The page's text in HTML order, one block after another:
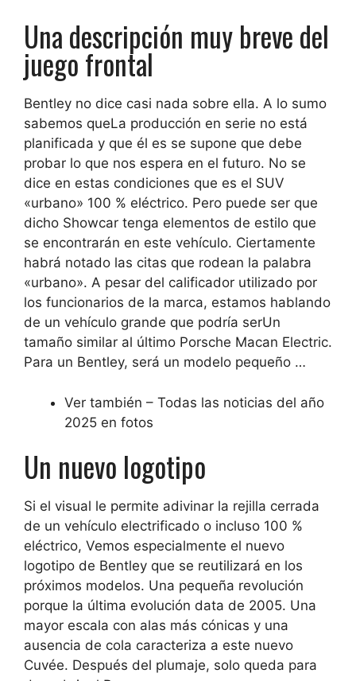
Una descripción muy breve del
juego frontal
Bentley no dice casi nada sobre ella. A lo sumo
sabemos queLa producción en serie no está
planificada y que él es se supone que debe
probar lo que nos espera en el futuro. No se
dice en estas condiciones que es el SUV
«urbano» 100 % eléctrico. Pero puede ser que
dicho Showcar tenga elementos de estilo que
se encontrarán en este vehículo. Ciertamente
habrá notado las citas que rodean la palabra
«urbano». A pesar del calificador utilizado por
los funcionarios de la marca, estamos hablando
de un vehículo grande que podría serUn
tamaño similar al último Porsche Macan Electric.
Para un Bentley, será un modelo pequeño …
Ver también – Todas las noticias del año
2025 en fotos
Un nuevo logotipo
Si el visual le permite adivinar la rejilla cerrada
de un vehículo electrificado o incluso 100 %
eléctrico, Vemos especialmente el nuevo
logotipo de Bentley que se reutilizará en los
próximos modelos. Una pequeña revolución
porque la última evolución data de 2005. Una
mayor escala con alas más cónicas y una
ausencia de cola caracteriza a este nuevo
Cuvée. Después del plumaje, solo queda para